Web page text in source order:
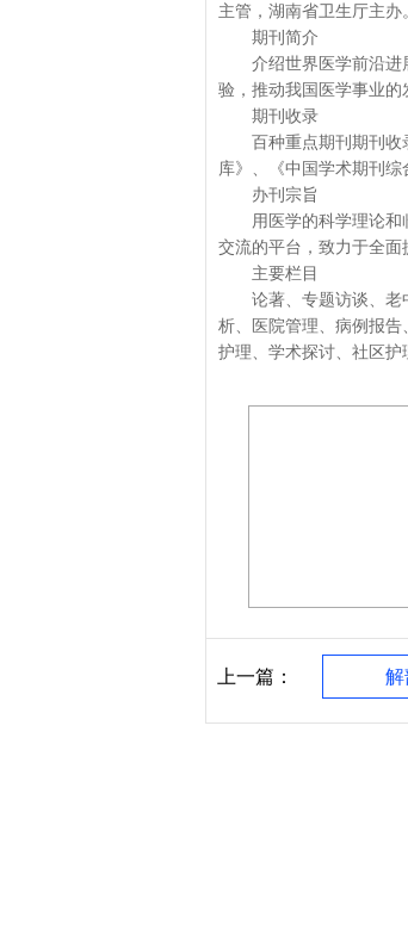
主管，湖南省卫生厅主办
期刊简介
介绍世界医学前沿进展
验，推动我国医学事业的
期刊收录
百种重点期刊期刊收录
库》、《中国学术期刊综
办刊宗旨
用医学的科学理论和临
交流的平台，致力于全面
主要栏目
论著、专题访谈、老中
析、医院管理、病例报
护理、学术探讨、社区护
上一篇： 解